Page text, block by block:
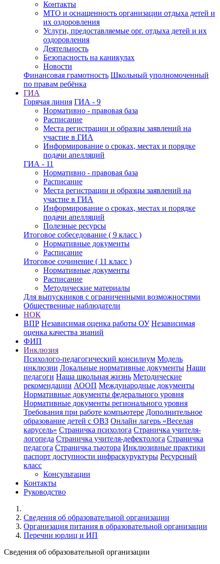
Контакты
МТО и оснащенность организации отдыха детей и
их оздоровления
Услуги, предоставляемые орг. отдыха детей и их
оздоровления
Деятельность
Безопасность на каникулах
Новости
Финансовая грамотность Школьный уполномоченный
по правам ребёнка
ГИА
Горячая линия ГИА - 9
Нормативно - правовая база
Расписание
Места регистрации и образцы заявлений на
участие в ГИА
Информирование о сроках, местах и порядке
подачи апелляций
ГИА - 11
Нормативно - правовая база
Расписание
Места регистрации и образцы заявлений на
участие в ГИА
Информирование о сроках, местах и порядке
подачи апелляций
Полезные ресурсы
Итоговое собеседование ( 9 класс )
Нормативные документы
Расписание
Итоговое сочинение ( 11 класс )
Нормативные документы
Расписание
Методические материалы
Для выпускников с ограниченными возможностями
Общественные наблюдатели
НОК
ВПР Независимая оценка работы ОУ Независимая
оценка качества знаний
ФИП
Инклюзия
Психолого-педагогический консилиум Модель
инклюзии Локальные нормативные документы Наши
педагоги Наша школьная жизнь Методические
рекомендации АООП Международные документы
Нормативные документы федерального уровня
Нормативные документы регионального уровня
Требования при работе компьютере Дополнительное
образование детей с ОВЗ Онлайн лагерь «Веселая
карусель» Страничка психолога Страничка учителя-
логопеда Страничка учителя-дефектолога Страничка
педагога Страничка тьютора Инклюзивные практики
паспорт доступности инфраскуруктуры Ресурсный
класс
Консультации
Контакты
Руководство
Cведения об образовательной организации
Организация питания в образовательной организации
Перечни юрлиц и ИП
Cведения об образовательной организации